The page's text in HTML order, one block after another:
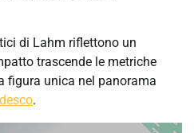
di Lahm riflettono un
trascende le metriche
figura unica nel panorama
.